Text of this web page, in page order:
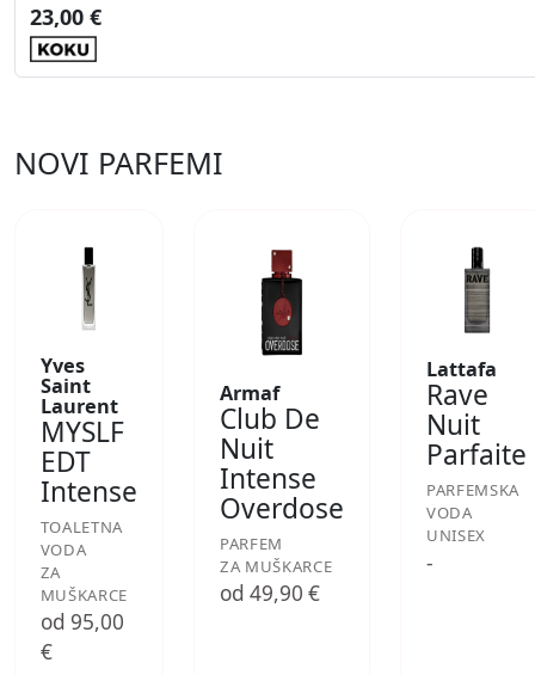
23,00 €
NOVI PARFEMI
Yves
Saint
Laurent
MYSLF
EDT
Intense
TOALETNA
VODA
ZA
MUŠKARCE
od 95,00
€
Armaf
Club De
Nuit
Intense
Overdose
PARFEM
ZA MUŠKARCE
od 49,90 €
Lattafa
Rave
Nuit
Parfaite
PARFEMSKA
VODA
UNISEX
-